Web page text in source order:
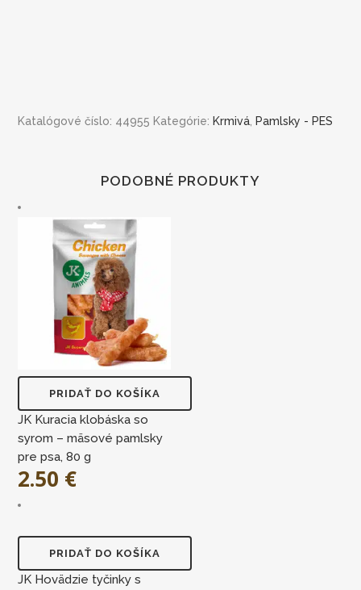
Katalógové číslo: 44955 Kategórie: Krmivá Pamlsky - PES
PODOBNÉ PRODUKTY
PRIDAŤ DO KOŠÍKA
JK Kuracia klobáska so
syrom – mäsové pamlsky
pre psa, 80 g
2.50 €
PRIDAŤ DO KOŠÍKA
JK Hovädzie tyčinky s